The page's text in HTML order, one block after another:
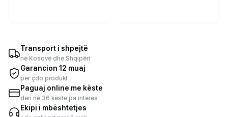
Transport i shpejtë
në Kosovë dhe Shqipëri
Garancion 12 muaj
për çdo produkt
Paguaj online me këste
deri në 36 këste pa interes
Ekipi i mbështetjes